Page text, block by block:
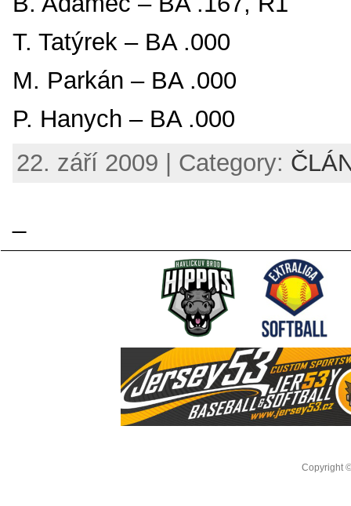
T. Tatýrek – BA .000
M. Parkán – BA .000
P. Hanych – BA .000
22. září 2009 | Category:
Copyright